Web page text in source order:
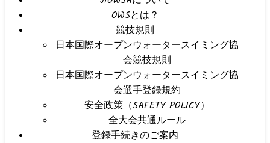
OWSとは？
競技規則
日本国際オープンウォータースイミング協
会競技規則
日本国際オープンウォータースイミング協
会選手登録規約
安全政策（SAFETY POLICY）
全大会共通ルール
登録手続きのご案内